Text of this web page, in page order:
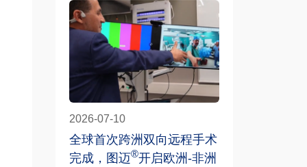
2026-07-10
全球首次跨洲双向远程手术
完成，图迈®开启欧洲-非洲